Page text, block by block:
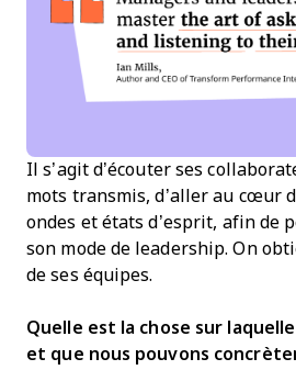
Il s’agit d’écouter ses
mots transmis, d’aller au cœur
ondes et états d’esprit, afin de
son mode de leadership. On
de ses équipes.
Quelle est la chose sur
et que nous pouvons